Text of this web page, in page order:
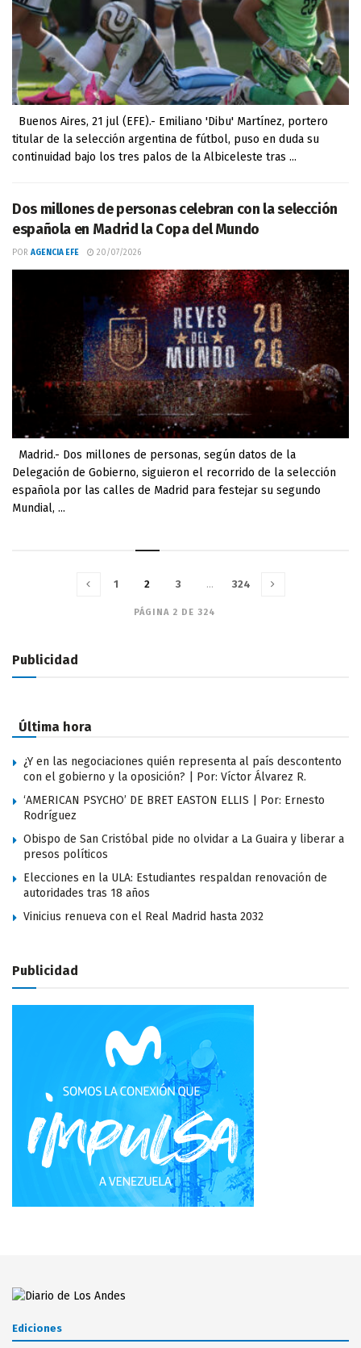
Buenos Aires, 21 jul (EFE).- Emiliano 'Dibu' Martínez, portero
titular de la selección argentina de fútbol, puso en duda su
continuidad bajo los tres palos de la Albiceleste tras ...
Dos millones de personas celebran con la selección
española en Madrid la Copa del Mundo
POR AGENCIA EFE 20/07/2026
Madrid.- Dos millones de personas, según datos de la
Delegación de Gobierno, siguieron el recorrido de la selección
española por las calles de Madrid para festejar su segundo
Mundial, ...
PÁGINA 2 DE 324
1 2 3 … 324
Publicidad
Última hora
¿Y en las negociaciones quién representa al país descontento
con el gobierno y la oposición? | Por: Víctor Álvarez R.
‘AMERICAN PSYCHO’ DE BRET EASTON ELLIS | Por: Ernesto
Rodríguez
Obispo de San Cristóbal pide no olvidar a La Guaira y liberar a
presos políticos
Elecciones en la ULA: Estudiantes respaldan renovación de
autoridades tras 18 años
Vinicius renueva con el Real Madrid hasta 2032
Publicidad
Ediciones